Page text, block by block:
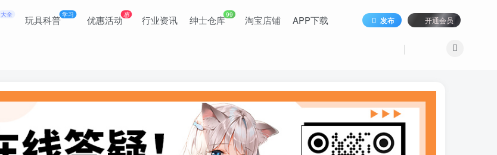
大全 玩具科普学习 优惠活动惠 行业资讯 绅士仓库99 淘宝店铺 APP下载 发布 开通会员